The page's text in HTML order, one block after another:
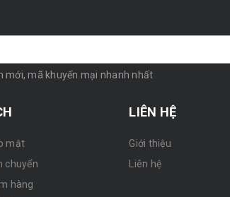
mới, mã khuyến mại nhanh nhất
mật
chuyển
hàng
LIÊN HỆ
Giới thiệu
Liên hệ